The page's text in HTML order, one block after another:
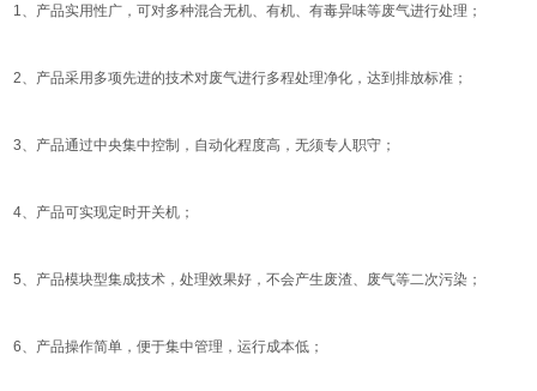
1、产品实用性广，可对多种混合无机、有机、有毒异味等废气进行处理；
2、产品采用多项先进的技术对废气进行多程处理净化，达到排放标准；
3、产品通过中央集中控制，自动化程度高，无须专人职守；
4、产品可实现定时开关机；
5、产品模块型集成技术，处理效果好，不会产生废渣、废气等二次污染；
6、产品操作简单，便于集中管理，运行成本低；